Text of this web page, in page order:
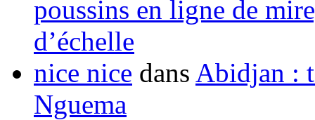
poussins en ligne de
d’échelle
nice nice dans Abidjan :
Nguema